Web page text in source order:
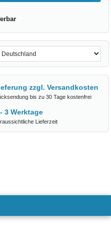
zzgl. Versandkosten
bis zu 30 Tage kostenfrei
3 Werktage
Lieferzeit